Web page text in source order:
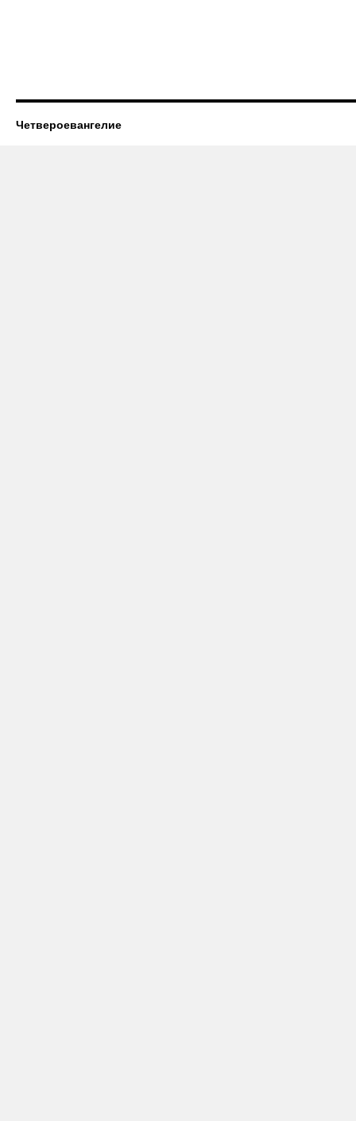
Четвероевангелие